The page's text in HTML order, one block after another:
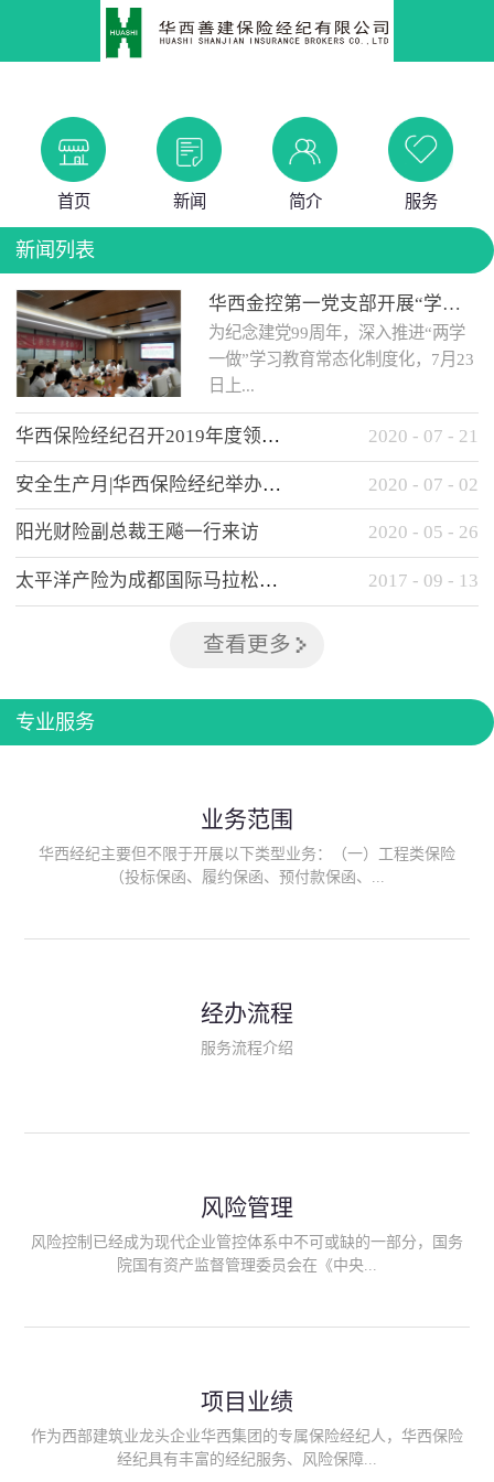
首页 新闻 简介 服务
新闻列表
华西金控第一党支部开展“学党史 知党情 做合格党员”主题教育工作会
为纪念建党99周年，深入推进“两学
一做”学习教育常态化制度化，7月23
日上...
午，华西金控第一党支部举办了“学
党史、知党情、...
华西保险经纪召开2019年度领导班子述职考核工作会 2020 - 07 - 21
安全生产月|华西保险经纪举办应急消防安全知识培训 2020 - 07 - 02
阳光财险副总裁王飚一行来访 2020 - 05 - 26
太平洋产险为成都国际马拉松提供全方位保险保障 2017 - 09 - 13
查看更多
专业服务
业务范围
华西经纪主要但不限于开展以下类型业务：（一）工程类保险
（投标保函、履约保函、预付款保函、...
险、政府公共安全责任保险/自然灾害公众责任保险、精神病监护
人责任险、首台套/首版次保险、科技保险等）；（三）传统财产
险产品；（六）保险招投标业务。随着业务的开展，华西经纪会
供专业、优质的保险经纪服务。
经办流程
服务流程介绍
风险管理
风险控制已经成为现代企业管控体系中不可或缺的一部分，国务
院国有资产监督管理委员会在《中央...
能够为客户降低风险管理成本，提高经营效率；能够为企业提供
从风险评估、风险分析、风险防范、风险转移到灾后防损、索赔
等全方位、全过程、专家式的服务，拓展和深化由保险公司提供
项目业绩
作为西部建筑业龙头企业华西集团的专属保险经纪人，华西保险
经纪具有丰富的经纪服务、风险保障...